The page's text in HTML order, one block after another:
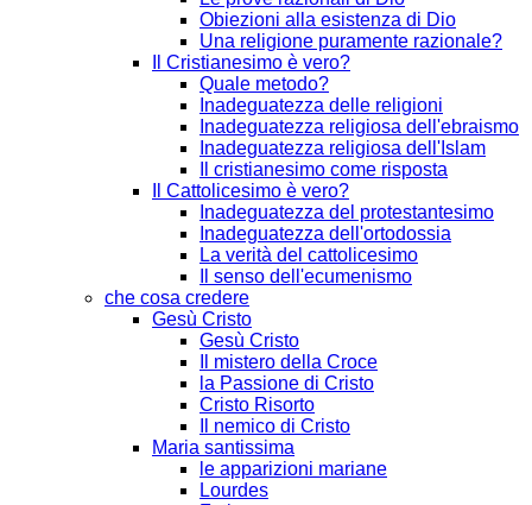
Obiezioni alla esistenza di Dio
Una religione puramente razionale?
Il Cristianesimo è vero?
Quale metodo?
Inadeguatezza delle religioni
Inadeguatezza religiosa dell'ebraismo
Inadeguatezza religiosa dell'Islam
Il cristianesimo come risposta
Il Cattolicesimo è vero?
Inadeguatezza del protestantesimo
Inadeguatezza dell'ortodossia
La verità del cattolicesimo
Il senso dell'ecumenismo
che cosa credere
Gesù Cristo
Gesù Cristo
Il mistero della Croce
la Passione di Cristo
Cristo Risorto
Il nemico di Cristo
Maria santissima
le apparizioni mariane
Lourdes